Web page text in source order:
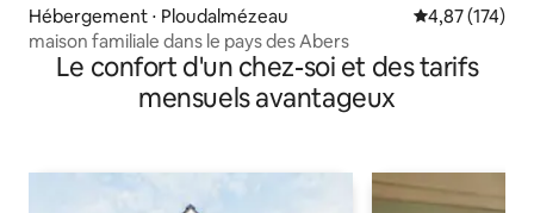
Hébergement ⋅ Ploudalmézeau Évaluation
4,87 (174)
maison familiale dans le pays des Abers
Le confort d'un chez-soi et des tarifs
mensuels avantageux